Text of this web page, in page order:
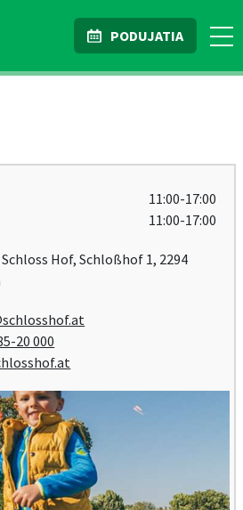
PODUJATIA
11:00-17:00
11:00-17:00
Hof, Schloßhof 1, 2294
20 000